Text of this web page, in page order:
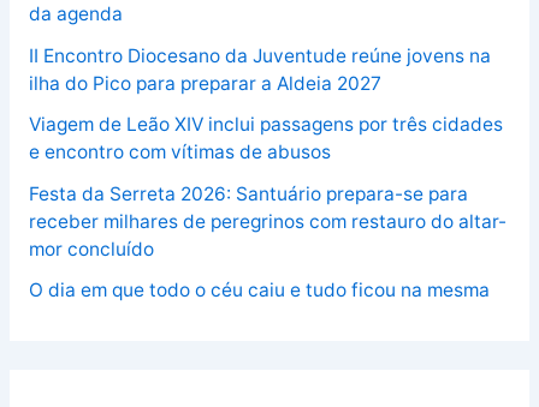
da agenda
II Encontro Diocesano da Juventude reúne jovens na
ilha do Pico para preparar a Aldeia 2027
Viagem de Leão XIV inclui passagens por três cidades
e encontro com vítimas de abusos
Festa da Serreta 2026: Santuário prepara-se para
receber milhares de peregrinos com restauro do altar-
mor concluído
O dia em que todo o céu caiu e tudo ficou na mesma